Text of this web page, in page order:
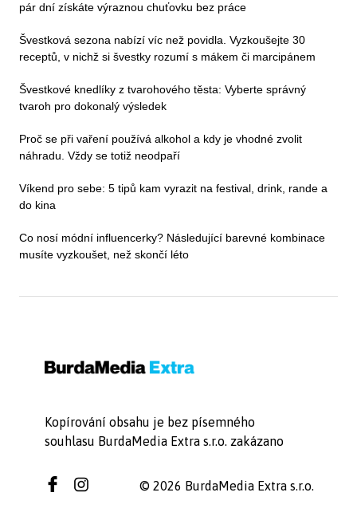
pár dní získáte výraznou chuťovku bez práce
Švestková sezona nabízí víc než povidla. Vyzkoušejte 30
receptů, v nichž si švestky rozumí s mákem či marcipánem
Švestkové knedlíky z tvarohového těsta: Vyberte správný
tvaroh pro dokonalý výsledek
Proč se při vaření používá alkohol a kdy je vhodné zvolit
náhradu. Vždy se totiž neodpaří
Víkend pro sebe: 5 tipů kam vyrazit na festival, drink, rande a
do kina
Co nosí módní influencerky? Následující barevné kombinace
musíte vyzkoušet, než skončí léto
Kopírování obsahu je bez písemného
souhlasu BurdaMedia Extra s.r.o. zakázano
© 2026 BurdaMedia Extra s.r.o.